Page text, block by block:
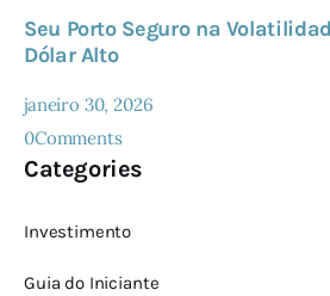
Seu Porto Seguro na
Dólar Alto
janeiro 30, 2026
0Comments
Categories
Investimento
Guia do Iniciante